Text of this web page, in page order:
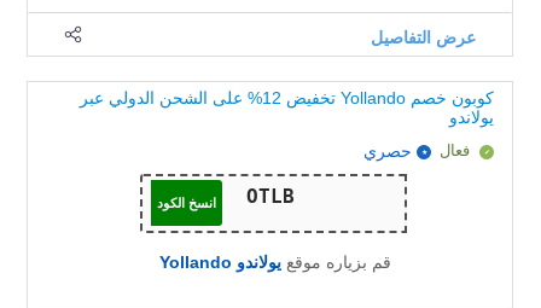
عرض التفاصيل
كوبون خصم Yollando تخفيض 12% على الشحن الدولي عبر
يولاندو
فعال حصري
انسخ الكود
قم بزياره موقع يولاندو Yollando